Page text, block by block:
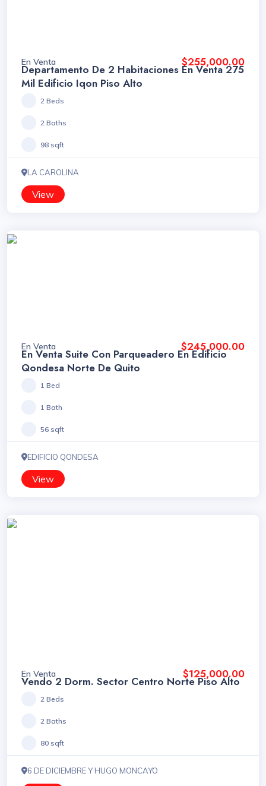
En Venta $255,000.00
Departamento De 2 Habitaciones En Venta 275
Mil Edificio Iqon Piso Alto
2 Beds
2 Baths
98 sqft
LA CAROLINA
View
En Venta $245,000.00
En Venta Suite Con Parqueadero En Edificio
Qondesa Norte De Quito
1 Bed
1 Bath
56 sqft
EDIFICIO QONDESA
View
En Venta $125,000.00
Vendo 2 Dorm. Sector Centro Norte Piso Alto
2 Beds
2 Baths
80 sqft
6 DE DICIEMBRE Y HUGO MONCAYO